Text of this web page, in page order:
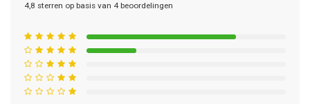
4,8 sterren op basis van 4 beoordelingen